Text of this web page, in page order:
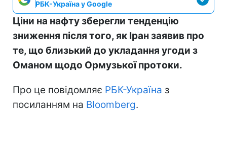
РБК-Україна у Google
Ціни на нафту зберегли тенденцію
зниження після того, як Іран заявив про
те, що близький до укладання угоди з
Оманом щодо Ормузької протоки.
Про це повідомляє РБК-Україна з
посиланням на Bloomberg.